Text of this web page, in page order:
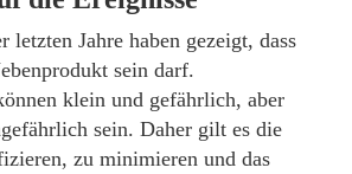
letzten Jahre haben gezeigt, dass
sein darf.
klein und gefährlich, aber
sein. Daher gilt es die
zu minimieren und das